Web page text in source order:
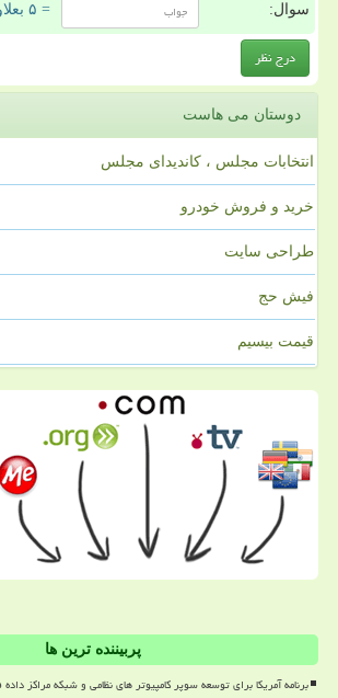
سوال: = ۵ بعلاوه ۳
دوستان می هاست
انتخابات مجلس ، کاندیدای مجلس
خرید و فروش خودرو
طراحی سایت
فیش حج
قیمت بیسیم
پربیننده ترین ها
برنامه آمریکا برای توسعه سوپر کامپیوتر های نظامی و شبکه مراکز